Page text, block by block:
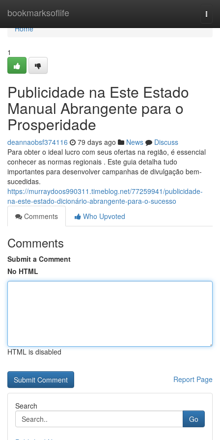
bookmarksoflife
Home
Home
1
Publicidade na Este Estado
Manual Abrangente para o
Prosperidade
deannaobsf374116 79 days ago News
Discuss
Para obter o ideal lucro com seus ofertas na região, é essencial
conhecer as normas regionais . Este guia detalha tudo
importantes para desenvolver campanhas de divulgação bem-
sucedidas.
https://murraydoos990311.timeblog.net/77259941/publicidade-
na-este-estado-dicionário-abrangente-para-o-sucesso
Comments
Who Upvoted
Comments
Submit a Comment
No HTML
HTML is disabled
Report Page
Search
Go